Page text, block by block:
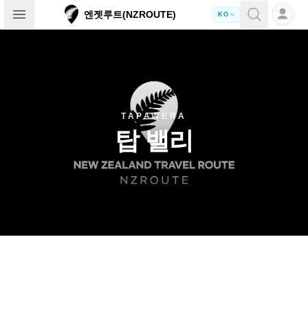
Open sidebar 엔젯루트(NZROUTE) KO
TAPAWERA
탑 밸리